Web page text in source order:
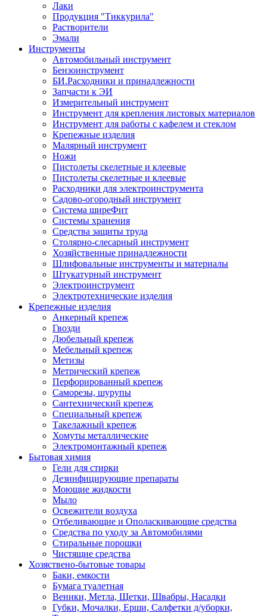
Лаки
Продукция "Тиккурила"
Растворители
Эмали
Инструменты
Автомобильный инструмент
Бензоинструмент
БИ.Расходники и принадлежности
Запчасти к ЭИ
Измерительный инструмент
Инструмент для крепления листовых материалов
Инструмент для работы с кафелем и стеклом
Крепежные изделия
Малярный инструмент
Ножи
Пистолеты скелетные и клеевые
Пистолеты скелетные и клеевые
Расходники для электроинструмента
Садово-огородный инструмент
Система ширеФит
Системы хранения
Средства защиты труда
Столярно-слесарный инструмент
Хозяйственные принадлежности
Шлифовальные инструменты и материалы
Штукатурный инструмент
Электроинструмент
Электротехнические изделия
Крепежные изделия
Анкерный крепеж
Гвозди
Дюбельный крепеж
Мебельный крепеж
Метизы
Метрический крепеж
Перфорированный крепеж
Саморезы, шурупы
Сантехнический крепеж
Специальный крепеж
Такелажный крепеж
Хомуты металлические
Электромонтажный крепеж
Бытовая химия
Гели для стирки
Дезинфицирующие препараты
Моющие жидкости
Мыло
Освежители воздуха
Отбеливающие и Ополаскивающие средства
Средства по уходу за Автомобилями
Стиральные порошки
Чистящие средства
Хозяствено-бытовые товары
Баки, емкости
Бумага туалетная
Веники, Метла, Щетки, Швабры, Насадки
Губки, Мочалки, Ерши, Салфетки д/уборки,